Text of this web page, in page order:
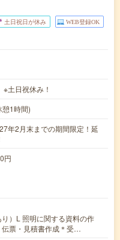
土日祝日が休み WEB登録OK
土日祝休み！
1時間)
年2月末までの期間限定！延
円
）L 照明に関する資料の作
伝票・見積書作成＊受…